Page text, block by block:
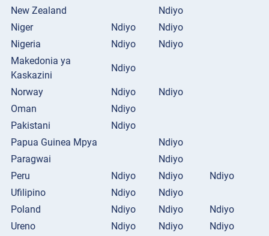
New Zealand
Ndiyo
Niger
Ndiyo
Ndiyo
Nigeria
Ndiyo
Ndiyo
Makedonia ya
Kaskazini
Ndiyo
Norway Ndiyo
Ndiyo
Oman
Ndiyo
Pakistani
Ndiyo
Papua Guinea Mpya
Ndiyo
Paragwai
Ndiyo
Peru
Ndiyo Ndiyo
Ndiyo
Ufilipino
Ndiyo
Ndiyo
Poland
Ndiyo Ndiyo
Ndiyo
Ureno
Ndiyo Ndiyo
Ndiyo